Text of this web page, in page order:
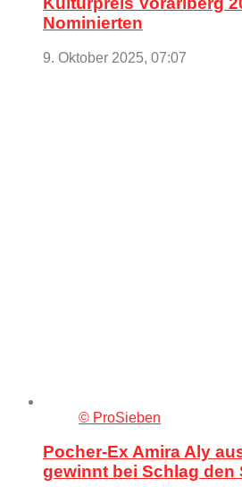
Nominierten
9. Oktober 2025, 07:07
© ProSieben
Pocher-Ex Amira Aly
gewinnt bei Schlag den